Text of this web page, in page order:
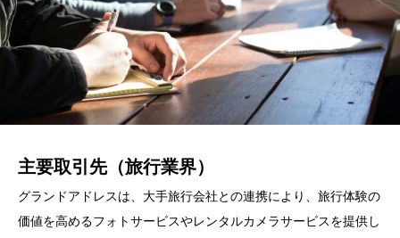
主要取引先（旅行業界）
グランドアドレスは、大手旅行会社との連携により、旅行体験の
価値を高めるフォトサービスやレンタルカメラサービスを提供し